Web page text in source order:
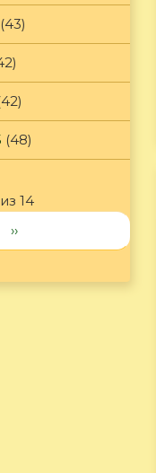
(43)
(48)
14
››